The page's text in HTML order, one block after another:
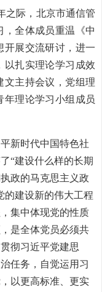
之际，北京市通信管
，全体成员重温《中
开展交流研讨，进一
以扎实理论学习成效
文主持会议，党组理
年理论学习小组成员
新时代中国特色社
“建设什么样的长期
政的马克思主义政
的建设新的伟大工程
集中体现党的性质
是全体党员必须共
彻习近平党建思
任务，自觉运用习
以更高标准、更实